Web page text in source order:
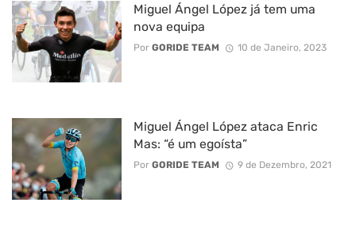
Miguel Ángel López já tem uma
nova equipa
Por GORIDE TEAM 10 de Janeiro, 2023
Miguel Ángel López ataca Enric
Mas: “é um egoísta”
Por GORIDE TEAM 9 de Dezembro, 2021